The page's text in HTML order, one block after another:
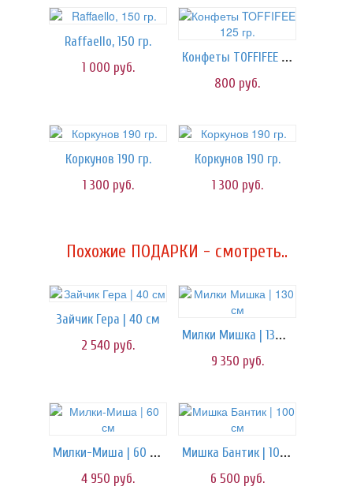
Raffaello, 150 гр.
1 000 руб.
Конфеты TOFFIFEE 125 гр.
800 руб.
Коркунов 190 гр.
1 300 руб.
Коркунов 190 гр.
1 300 руб.
Похожие ПОДАРКИ - смотреть..
Зайчик Гера | 40 см
2 540 руб.
Милки Мишка | 130 см
9 350 руб.
Милки-Миша | 60 см
4 950 руб.
Мишка Бантик | 100 см
6 500 руб.